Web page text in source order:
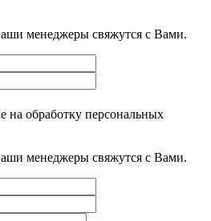
менеджеры свяжутся с Вами.
на обработку персональных
менеджеры свяжутся с Вами.